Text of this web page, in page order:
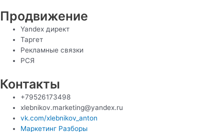
Продвижение
Yandex директ
Таргет
Рекламные связки
РСЯ
Контакты
+79526173498
xlebnikov.marketing@yandex.ru
vk.com/xlebnikov_anton
Маркетинг Разборы